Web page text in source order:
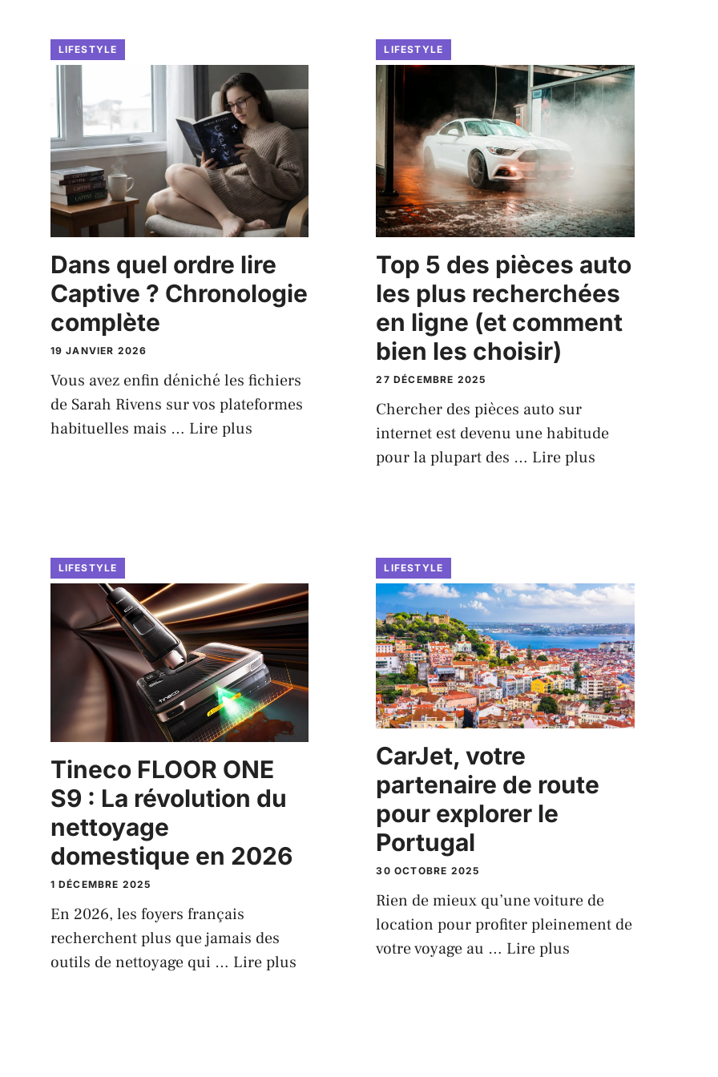
LIFESTYLE
Dans quel ordre lire
Captive ? Chronologie
complète
19 JANVIER 2026
Vous avez enfin déniché les fichiers
de Sarah Rivens sur vos plateformes
habituelles mais … Lire plus
LIFESTYLE
Top 5 des pièces auto
les plus recherchées
en ligne (et comment
bien les choisir)
27 DÉCEMBRE 2025
Chercher des pièces auto sur
internet est devenu une habitude
pour la plupart des … Lire plus
LIFESTYLE
Tineco FLOOR ONE
S9 : La révolution du
nettoyage
domestique en 2026
1 DÉCEMBRE 2025
En 2026, les foyers français
recherchent plus que jamais des
outils de nettoyage qui … Lire plus
LIFESTYLE
CarJet, votre
partenaire de route
pour explorer le
Portugal
30 OCTOBRE 2025
Rien de mieux qu’une voiture de
location pour profiter pleinement de
votre voyage au … Lire plus